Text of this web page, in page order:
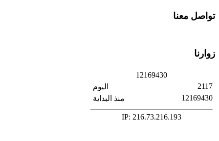
تواصل معنا
زوارنا
1 2169430
اليوم
منذ البداية
2117
12169430
IP: 216.73.216.193